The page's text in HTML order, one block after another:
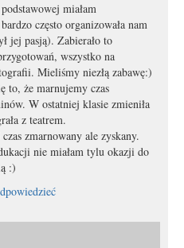
miałam
często organizowała nam
jej pasją). Zabierało to
wszystko na
Mieliśmy niezłą zabawę:)
to, że marnujemy czas
W ostatniej klasie zmieniła
z teatrem.
zmarnowany ale zyskany.
nie miałam tylu okazji do
:)